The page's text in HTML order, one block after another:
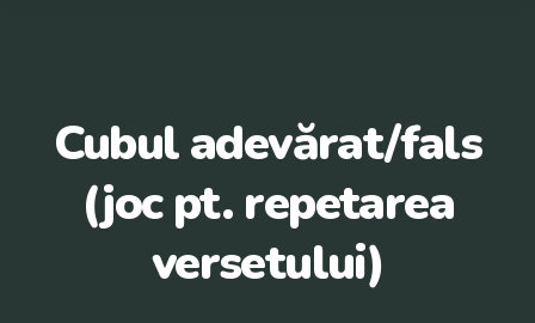
Cubul adevărat/fals
(joc pt. repetarea
versetului)